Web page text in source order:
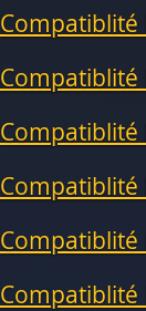
Compatiblité
Compatiblité
Compatiblité
Compatiblité
Compatiblité
Compatiblité